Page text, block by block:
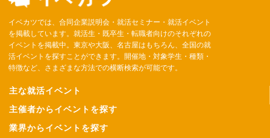
イベカツでは、合同企業説明会・就活セミナー・就活イベント
を掲載しています。就活生・既卒生・転職者向けのそれぞれの
イベントを掲載中。東京や大阪、名古屋はもちろん、全国の就
活イベントを探すことができます。開催地・対象学生・種類・
特徴など、さまざまな方法での横断検索が可能です。
主な就活イベント
主催者からイベントを探す
業界からイベントを探す